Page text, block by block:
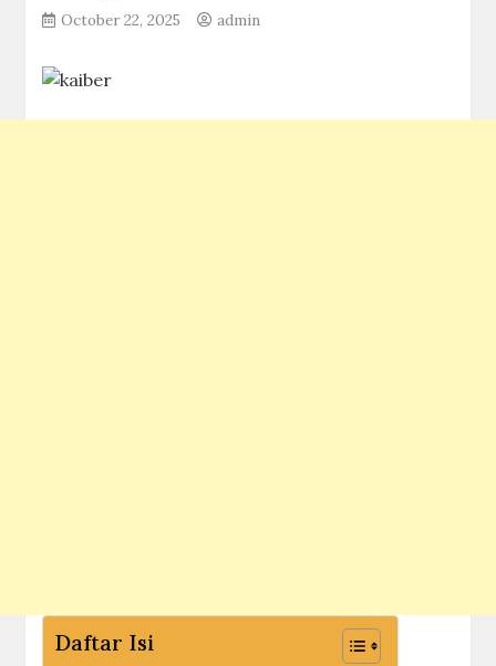
October 22, 2025 admin
Daftar Isi